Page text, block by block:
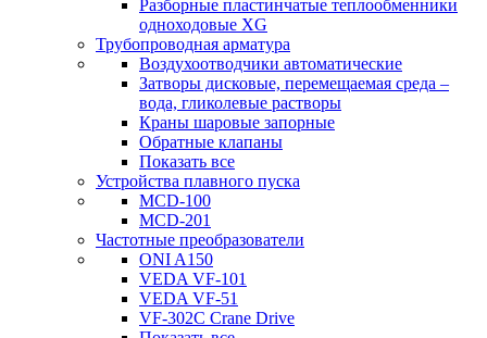
Разборные пластинчатые теплообменники
одноходовые ХG
Трубопроводная арматура
Воздухоотводчики автоматические
Затворы дисковые, перемещаемая среда –
вода, гликолевые растворы
Краны шаровые запорные
Обратные клапаны
Показать все
Устройства плавного пуска
MCD-100
MCD-201
Частотные преобразователи
ONI A150
VEDA VF-101
VEDA VF-51
VF-302C Crane Drive